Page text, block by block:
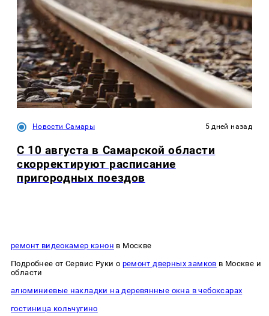
Новости Самары 5 дней назад
С 10 августа в Самарской области
скорректируют расписание
пригородных поездов
ремонт видеокамер кэнон в Москве
Подробнее от Сервис Руки о ремонт дверных замков в Москве и
области
алюминиевые накладки на деревянные окна в чебоксарах
гостиница кольчугино